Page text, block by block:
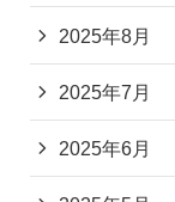
2025年8月
2025年7月
2025年6月